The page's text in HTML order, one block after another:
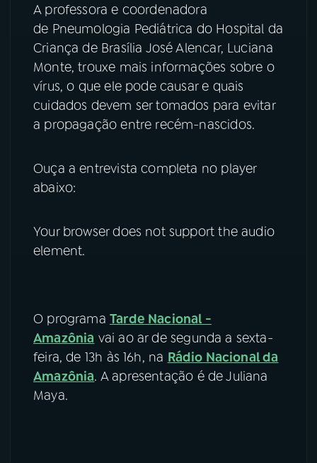
TikTok
A professora e coordenadora
de Pneumologia Pediátrica do Hospital da
Criança de Brasília José Alencar, Luciana
Monte, trouxe mais informações sobre o
vírus, o que ele pode causar e quais
cuidados devem ser tomados para evitar
a propagação entre recém-nascidos.
Ouça a entrevista completa no player
abaixo:
Your browser does not support the audio
element.
O programa Tarde Nacional -
Amazônia vai ao ar de segunda a sexta-
feira, de 13h às 16h, na Rádio Nacional da
Amazônia. A apresentação é de Juliana
Maya.